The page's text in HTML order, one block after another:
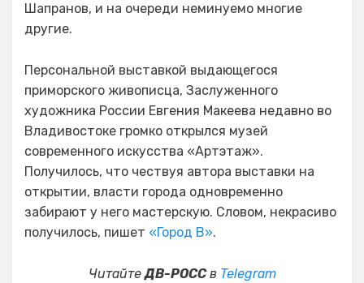
Шапранов, и на очереди неминуемо многие
другие.
Персональной выставкой выдающегося
приморского живописца, Заслуженного
художника России Евгения Макеева недавно во
Владивостоке громко открылся музей
современного искусства «Артэтаж».
Получилось, что чествуя автора выставки на
открытии, власти города одновременно
забирают у него мастерскую. Словом, некрасиво
получилось, пишет «Город В».
ЧитайтеДВ-РОССв Telegram